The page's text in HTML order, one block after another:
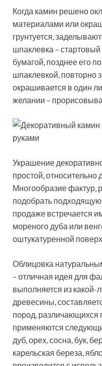
Когда камин решено
материалами или
грунтуется,
шпаклевка –
бумагой, позднее его
шпаклевкой, повторно
окрашивается в один
желании –
Украшение
простой,
Многообразие фактур,
подобрать
продаже встречается
мореного дуба или
оштукатуренной
Облицовка
– отличная идея для
выполняется из
древесины,
пород, различающихся
применяются
дуб, орех, сосна, бук,
карельская береза,